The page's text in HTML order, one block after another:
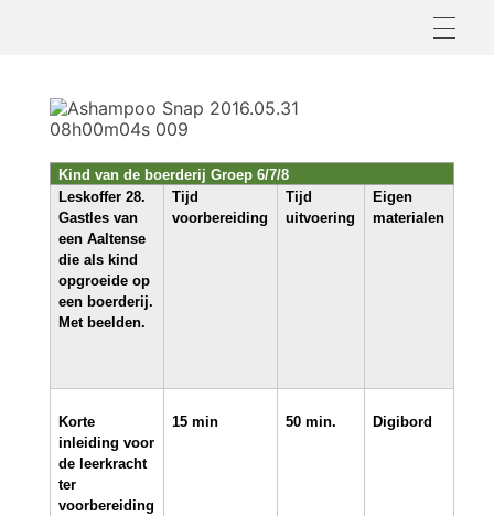
o
Kind van de boerderij Groep 6/7/8
Leskoffer 28.
Gastles van
een Aaltense
die als kind
opgroeide op
een boerderij.
Met beelden.
Tijd
voorbereiding
Tijd
uitvoering
Eigen
materialen
Korte
inleiding voor
de leerkracht
ter
voorbereiding
15 min 50 min. Digibord